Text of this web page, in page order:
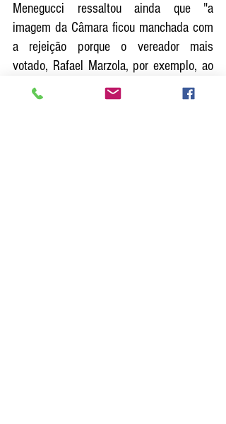
Menegucci ressaltou ainda que "a
imagem da Câmara ficou manchada com
a rejeição porque o vereador mais
votado, Rafael Marzola, por exemplo, ao
invés de votar a favor do povo, votou a
favor do prefeito, com tom de deboche".